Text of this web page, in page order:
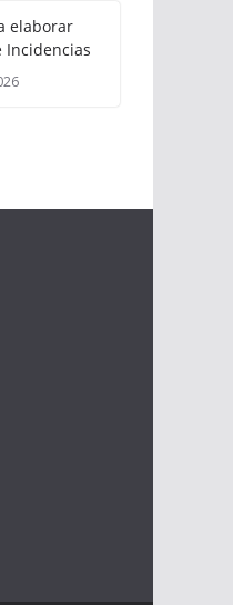
elaborar
Incidencias